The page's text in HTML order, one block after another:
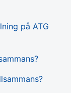
på ATG